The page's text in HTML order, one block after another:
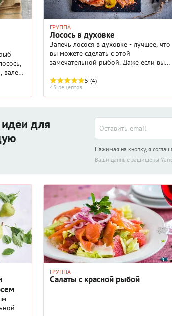
валек,
и
ГРУППА
Лосось в духовке
Запечь лосося в духовке - лучшее, что
вы можете сделать с этой
замечательной рыбой. Даже если вы
сбрызните лимонным соком, блюдо
получится великолепным, но рецепты ...
5 (4)
45 рецептов
для
Нажимая на кнопку, я
Ваши данные защищены
ГРУППА
Салаты с красной рыбой